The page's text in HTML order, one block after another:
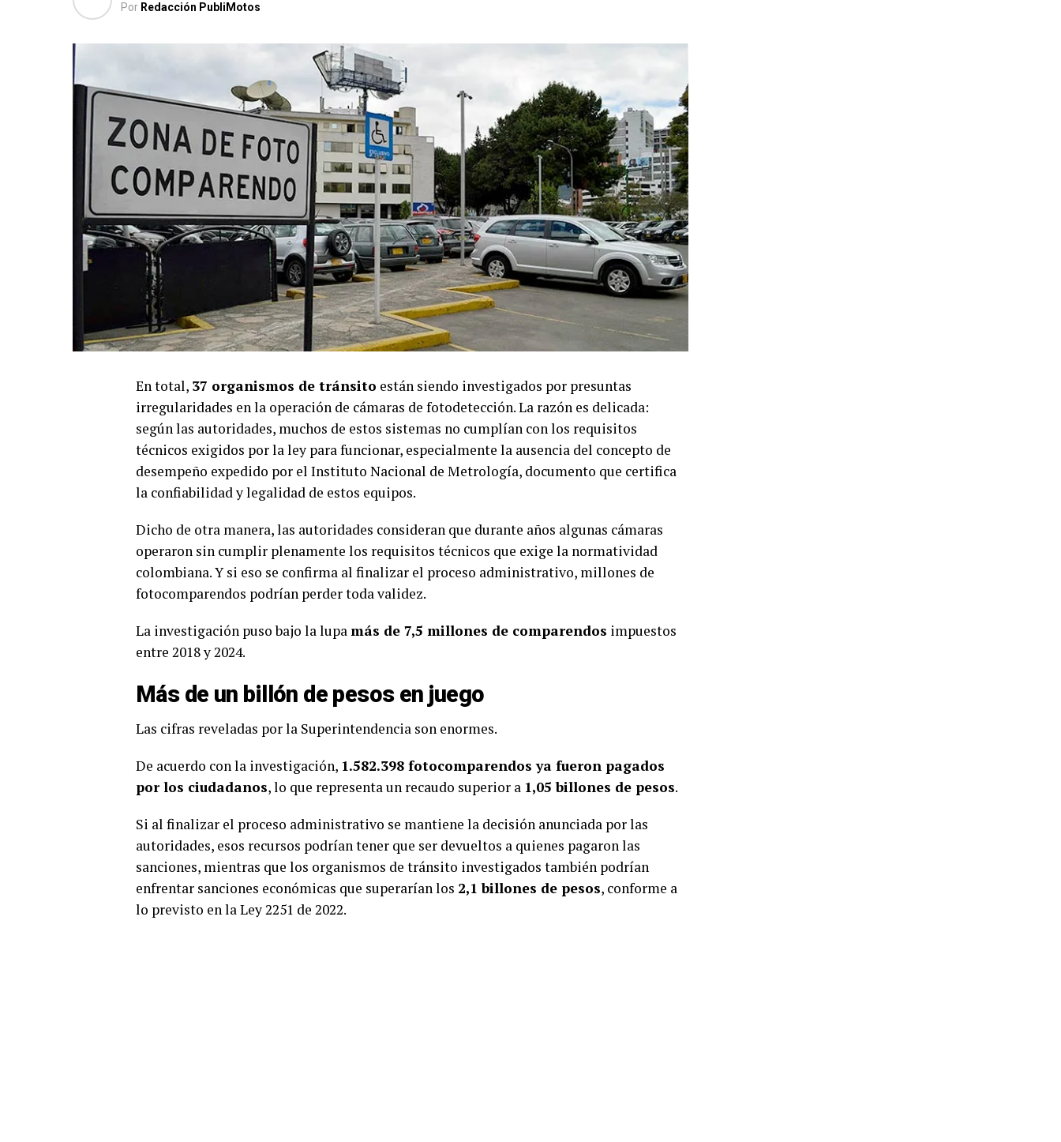
Por Redacción PubliMotos
En total, 37 organismos de tránsito están siendo investigados por presuntas
irregularidades en la operación de cámaras de fotodetección. La razón es delicada:
según las autoridades, muchos de estos sistemas no cumplían con los requisitos
técnicos exigidos por la ley para funcionar, especialmente la ausencia del concepto de
desempeño expedido por el Instituto Nacional de Metrología, documento que certifica
la confiabilidad y legalidad de estos equipos.
Dicho de otra manera, las autoridades consideran que durante años algunas cámaras
operaron sin cumplir plenamente los requisitos técnicos que exige la normatividad
colombiana. Y si eso se confirma al finalizar el proceso administrativo, millones de
fotocomparendos podrían perder toda validez.
La investigación puso bajo la lupamás de 7,5 millones de comparendos impuestos
entre 2018 y 2024.
Más de un billón de pesos en juego
Las cifras reveladas por la Superintendencia son enormes.
De acuerdo con la investigación, 1.582.398 fotocomparendos ya fueron pagados
por los ciudadanos, lo que representa un recaudo superior a 1,05 billones de pesos.
Si al finalizar el proceso administrativo se mantiene la decisión anunciada por las
autoridades, esos recursos podrían tener que ser devueltos a quienes pagaron las
sanciones, mientras que los organismos de tránsito investigados también podrían
enfrentar sanciones económicas que superarían los 2,1 billones de pesos, conforme a
lo previsto en la Ley 2251 de 2022.